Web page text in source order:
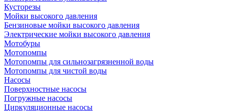
Кусторезы
Мойки высокого давления
Бензиновые мойки высокого давления
Электрические мойки высокого давления
Мотобуры
Мотопомпы
Мотопомпы для сильнозагрязненной воды
Мотопомпы для чистой воды
Насосы
Поверхностные насосы
Погружные насосы
Циркуляционные насосы